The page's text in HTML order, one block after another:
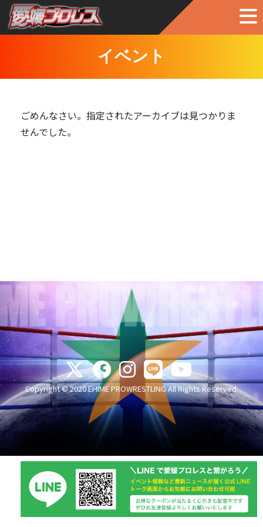
イベント
ごめんなさい。指定されたアーカイブは見つかりま
せんでした。
Copyright © 2020 EHIME PROWRESTLING All Rights Reserved.